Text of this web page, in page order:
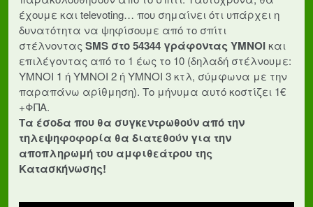
έχουμε και televoting… που σημαίνει ότι υπάρχει η
δυνατότητα να ψηφίσουμε από το σπίτι
στέλνοντας SMS στο 54344 γράφοντας ΥΜΝΟΙ και
επιλέγοντας από το 1 έως το 10 (δηλαδή στέλνουμε:
ΥΜΝΟΙ 1 ή ΥΜΝΟΙ 2 ή ΥΜΝΟΙ 3 κτλ, σύμφωνα με την
παραπάνω αρίθμηση). Το μήνυμα αυτό κοστίζει 1€
+ΦΠΑ.
Τα έσοδα που θα συγκεντρωθούν από την
τηλεψηφοφορία θα διατεθούν για την
αποπληρωμή του αμφιθεάτρου της
Κατασκήνωσης!